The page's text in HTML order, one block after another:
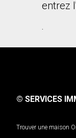
entrez
.
© SERVICES
Trouver une maison